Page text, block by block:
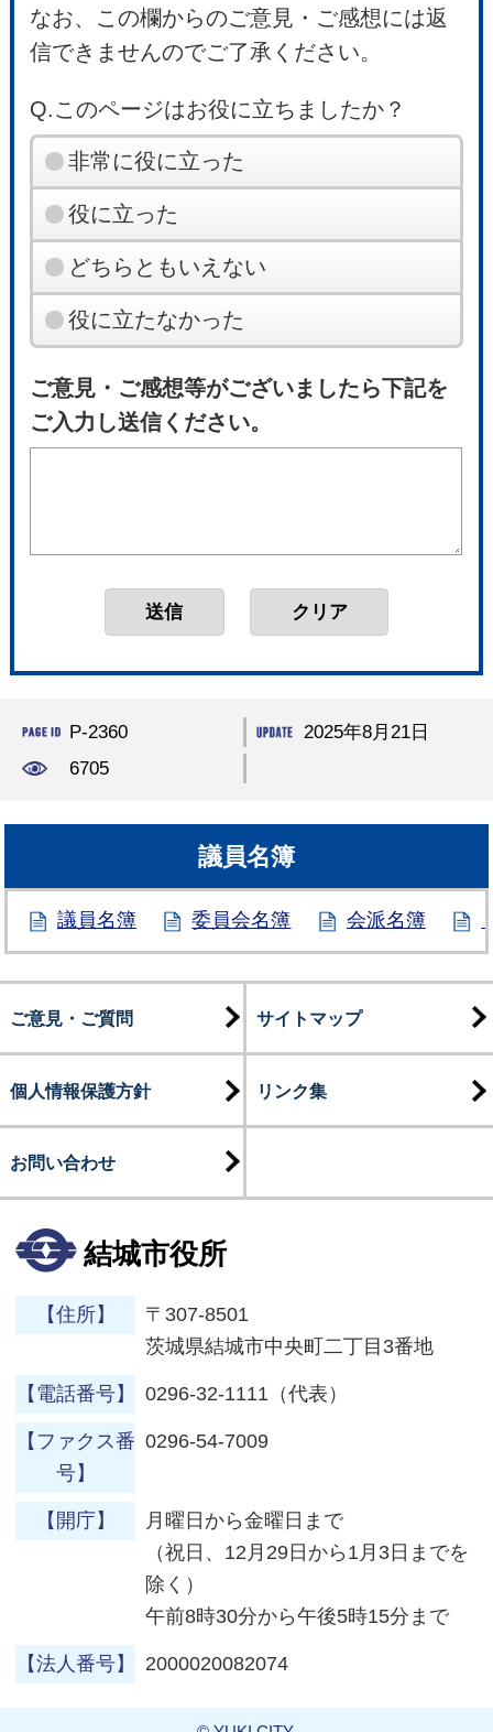
なお、この欄からのご意見・ご感想には返
信できませんのでご了承ください。
Q.このページはお役に立ちましたか？
非常に役に立った
役に立った
どちらともいえない
役に立たなかった
ご意見・ご感想等がございましたら下記を
ご入力し送信ください。
P-2360
2025年8月21日
6705
議員名簿
議員名簿 委員会名簿 会派名簿
ご意見・ご質問 サイトマップ
個人情報保護方針 リンク集
お問い合わせ
結城市役所
【住所】
〒307-8501
茨城県結城市中央町二丁目3番地
【電話番号】 0296-32-1111（代表）
【ファクス番
号】
0296-54-7009
【開庁】
月曜日から金曜日まで
（祝日、12月29日から1月3日までを
除く）
午前8時30分から午後5時15分まで
【法人番号】 2000020082074